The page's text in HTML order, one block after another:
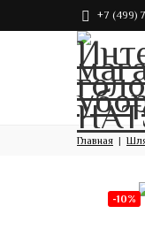
+7 (499)
Главная
-10%